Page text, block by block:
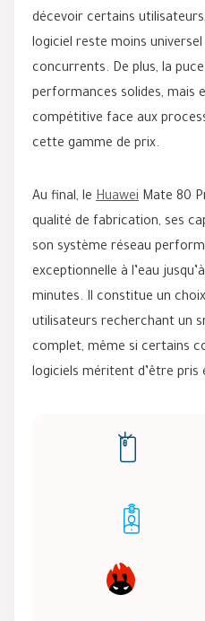
décevoir certains
logiciel reste moins
concurrents. De plus, la
performances solides, mais
compétitive face aux
cette gamme de prix.
Au final, le Huawei Mate 80
qualité de fabrication, ses
son système réseau
exceptionnelle à l’eau
minutes. Il constitue un
utilisateurs recherchant un
complet, même si certains
logiciels méritent d’être pris